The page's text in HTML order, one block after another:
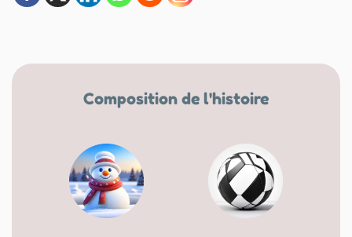
Composition de l'histoire